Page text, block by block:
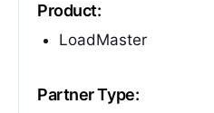
Product:
LoadMaster
Partner Type: